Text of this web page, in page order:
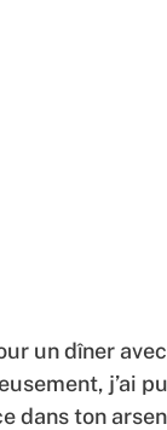
un dîner
j’ai pu
dans ton